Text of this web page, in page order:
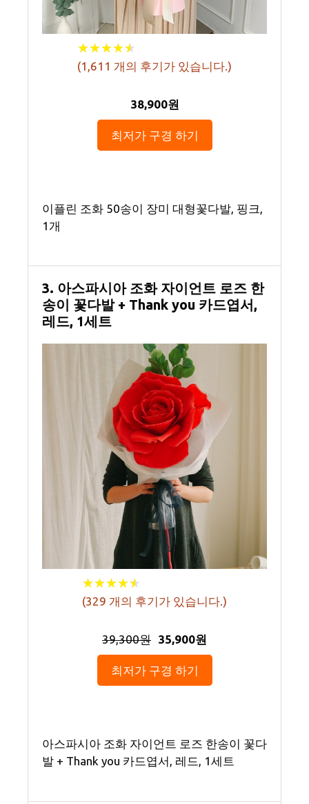
★★★★★
★★★★★
(1,611 개의 후기가 있습니다.)
38,900원
최저가 구경 하기
이플린 조화 50송이 장미 대형꽃다발, 핑크,
1개
3. 아스파시아 조화 자이언트 로즈 한
송이 꽃다발 + Thank you 카드엽서,
레드, 1세트
★★★★★
★★★★★
(329 개의 후기가 있습니다.)
39,300원 35,900원
최저가 구경 하기
아스파시아 조화 자이언트 로즈 한송이 꽃다
발 + Thank you 카드엽서, 레드, 1세트